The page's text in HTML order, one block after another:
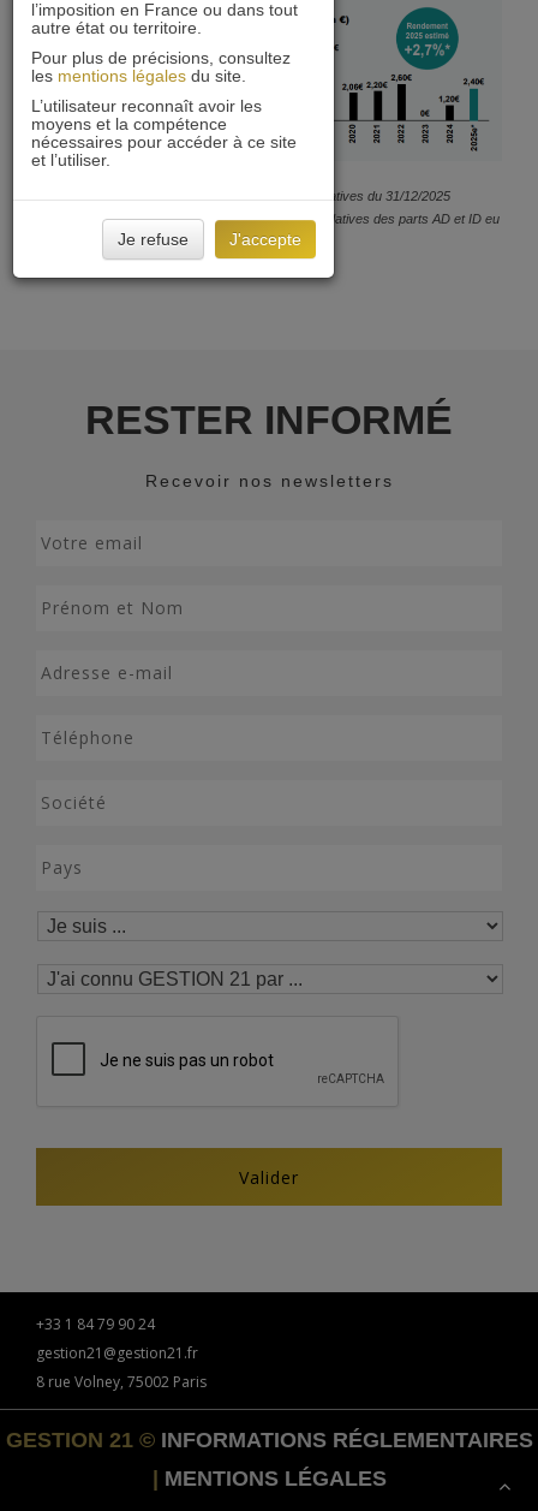
* Estimation sur la base des valeurs liquidatives du 31/12/2025
Rendements estimés sur la base des valeurs liquidatives des parts AD et ID eu
31/12/2025
RESTER INFORMÉ
Recevoir nos newsletters
+33 1 84 79 90 24
gestion21@gestion21.fr
8 rue Volney, 75002 Paris
GESTION 21 © INFORMATIONS RÉGLEMENTAIRES
MENTIONS LÉGALES
l’imposition en France ou dans tout
autre état ou territoire.
Pour plus de précisions, consultez
les mentions légales du site.
L’utilisateur reconnaît avoir les
moyens et la compétence
nécessaires pour accéder à ce site
et l’utiliser.
Je refuse J'accepte